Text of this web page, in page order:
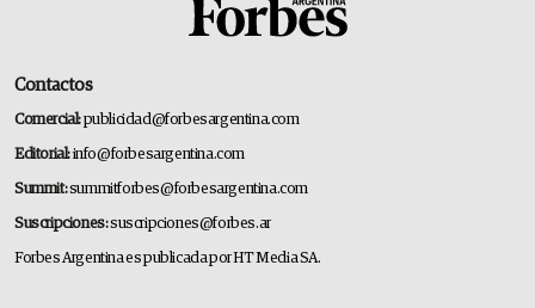
Contactos
Comercial:publicidad@forbesargentina.com
Editorial:info@forbesargentina.com
Summit:summitforbes@forbesargentina.com
Suscripciones:suscripciones@forbes.ar
Forbes Argentina es publicada por HT Media SA.